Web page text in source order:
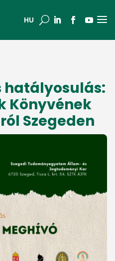
HU U a
hatályosulás:
Könyvének
Szegeden